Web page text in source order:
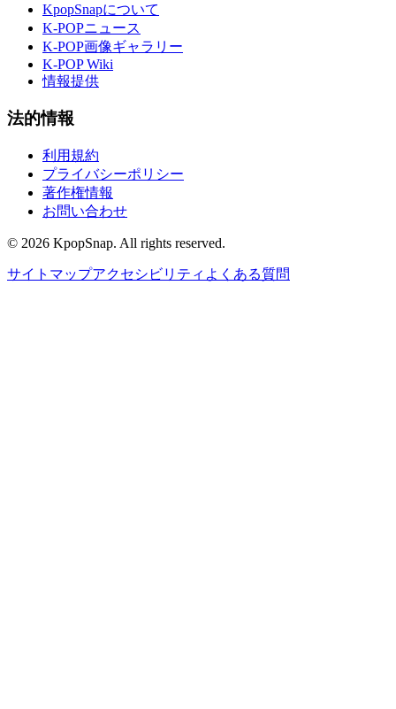
KpopSnapについて
K-POPニュース
K-POP画像ギャラリー
K-POP Wiki
情報提供
法的情報
利用規約
プライバシーポリシー
著作権情報
お問い合わせ
© 2026 KpopSnap. All rights reserved.
サイトマップアクセシビリティ よくある質問